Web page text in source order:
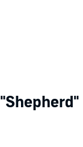
"Shepherd"